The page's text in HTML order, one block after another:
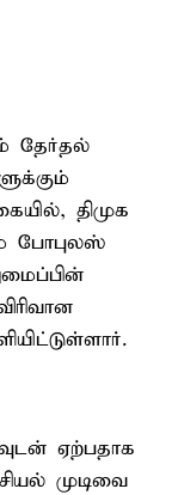
தேர்தல்
திமுக
போபுலஸ்
ஏற்பதாக
முடிவை